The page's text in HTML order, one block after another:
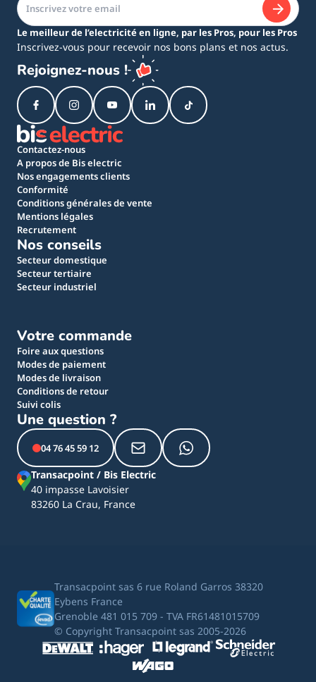
Le meilleur de l’electricité en ligne, par les Pros, pour les Pros
Inscrivez-vous pour recevoir nos bons plans et nos actus.
Rejoignez-nous !
Contactez-nous
A propos de Bis electric
Nos engagements clients
Conformité
Conditions générales de vente
Mentions légales
Recrutement
Nos conseils
Secteur domestique
Secteur tertiaire
Secteur industriel
Votre commande
Foire aux questions
Modes de paiement
Modes de livraison
Conditions de retour
Suivi colis
Une question ?
04 76 45 59 12
Transacpoint / Bis Electric
40 impasse Lavoisier
83260 La Crau, France
Transacpoint sas 6 rue Roland Garros 38320
Eybens France
Grenoble 481 015 709 - TVA FR61481015709
© Copyright Transacpoint sas 2005-2026